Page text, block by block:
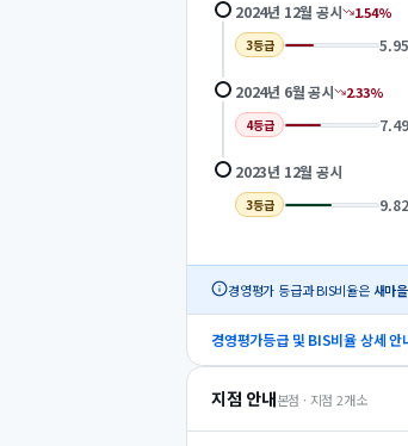
2024년 12월 공시 1.54%
3등급 5.95
2024년 6월공시 2.33%
4등급 7.49
2023년 12월 공시
3등급 9.82
경영평가 등급과 BIS비율은 새마
경영평가등급 및 BIS비율 상세 안
지점 안내본점 · 지점 2개소